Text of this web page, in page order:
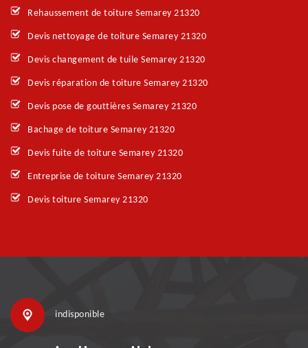
Rehaussement de toiture Semarey 21320
Devis nettoyage de toiture Semarey 21320
Devis changement de tuile Semarey 21320
Devis réparation de toiture Semarey 21320
Devis pose de gouttières Semarey 21320
Bachage de toiture Semarey 21320
Devis fuite de toiture Semarey 21320
Entreprise de toiture Semarey 21320
Devis toiture Semarey 21320
indisponible